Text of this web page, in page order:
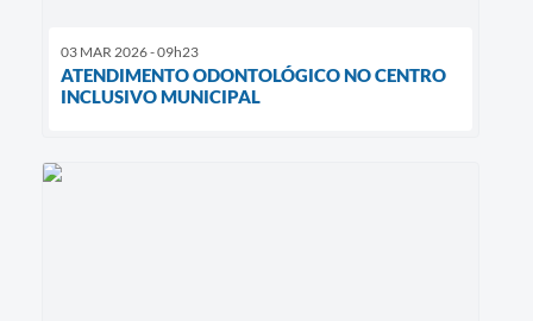
03 MAR 2026 - 09h23
ATENDIMENTO ODONTOLÓGICO NO CENTRO
INCLUSIVO MUNICIPAL